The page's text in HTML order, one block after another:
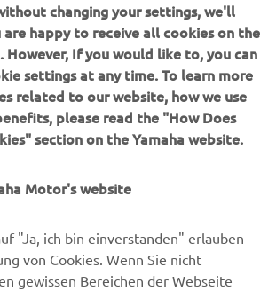
den neuesten Angeboten,
ABONNIEREN
changing your settings, we'll
are happy to receive all cookies on the
However, If you would like to, you can
settings at any time. To learn more
related to our website, how we use
please read the "How Does
section on the Yamaha website.
Motor's website
"Ja, ich bin einverstanden" erlauben
von Cookies. Wenn Sie nicht
gewissen Bereichen der Webseite